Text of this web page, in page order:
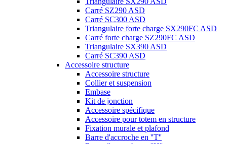
Carré SZ290 ASD
Carré SC300 ASD
Triangulaire forte charge SX290FC ASD
Carré forte charge SZ290FC ASD
Triangulaire SX390 ASD
Carré SC390 ASD
Accessoire structure
Accessoire structure
Collier et suspension
Embase
Kit de jonction
Accessoire spécifique
Accessoire pour totem en structure
Fixation murale et plafond
Barre d'accroche en ''T''